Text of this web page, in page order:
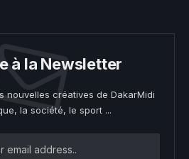
à la Newsletter
nouvelles créatives de DakarMidi
la société, le sport ...